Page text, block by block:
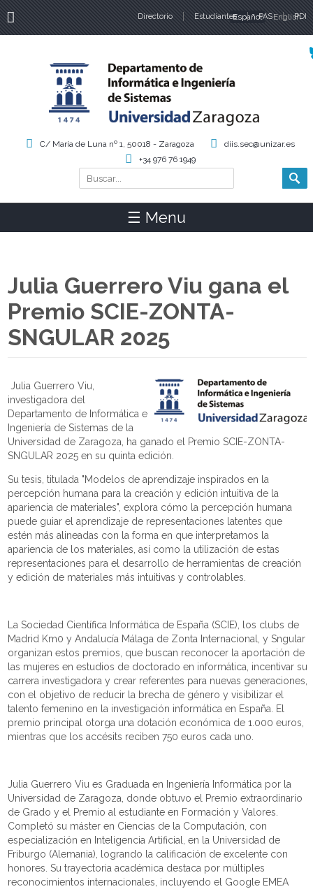
Directorio Estudiantes PAS PDI
Idiomas
Español English
Formulario de búsqueda
Buscar
C/ María de Luna nº 1, 50018 - Zaragoza
diis.sec@unizar.es
+34 976 76 1949
☰ Menu
Julia Guerrero Viu gana el
Premio SCIE-ZONTA-
SNGULAR 2025
Julia Guerrero Viu,
investigadora del
Departamento de Informática e
Ingeniería de Sistemas de la
Universidad de Zaragoza, ha ganado el Premio SCIE-ZONTA-
SNGULAR 2025 en su quinta edición.
Su tesis, titulada "Modelos de aprendizaje inspirados en la
percepción humana para la creación y edición intuitiva de la
apariencia de materiales", explora cómo la percepción humana
puede guiar el aprendizaje de representaciones latentes que
estén más alineadas con la forma en que interpretamos la
apariencia de los materiales, así como la utilización de estas
representaciones para el desarrollo de herramientas de creación
y edición de materiales más intuitivas y controlables.
La Sociedad Científica Informática de España (SCIE), los clubs de
Madrid Km0 y Andalucía Málaga de Zonta Internacional, y Sngular
organizan estos premios, que buscan reconocer la aportación de
las mujeres en estudios de doctorado en informática, incentivar su
carrera investigadora y crear referentes para nuevas generaciones,
con el objetivo de reducir la brecha de género y visibilizar el
talento femenino en la investigación informática en España. El
premio principal otorga una dotación económica de 1.000 euros,
mientras que los accésits reciben 750 euros cada uno.
Julia Guerrero Viu es Graduada en Ingeniería Informática por la
Universidad de Zaragoza, donde obtuvo el Premio extraordinario
de Grado y el Premio al estudiante en Formación y Valores.
Completó su máster en Ciencias de la Computación, con
especialización en Inteligencia Artificial, en la Universidad de
Friburgo (Alemania), logrando la calificación de excelente con
honores. Su trayectoria académica destaca por múltiples
reconocimientos internacionales, incluyendo el Google EMEA